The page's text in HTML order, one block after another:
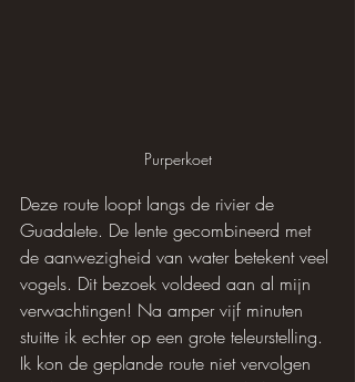
Purperkoet
Deze route loopt langs de rivier de
Guadalete. De lente gecombineerd met
de aanwezigheid van water betekent veel
vogels. Dit bezoek voldeed aan al mijn
verwachtingen! Na amper vijf minuten
stuitte ik echter op een grote teleurstelling.
Ik kon de geplande route niet vervolgen